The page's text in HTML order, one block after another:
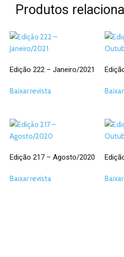
Produtos
Edição 222 – Janeiro/2021
Baixar revista
Edição 217 – Agosto/2020
Baixar revista